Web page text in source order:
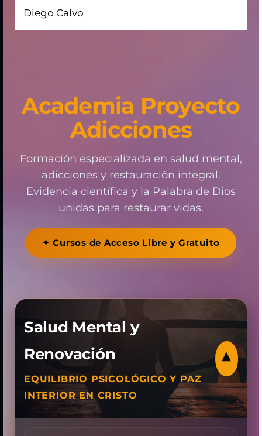
Diego Calvo
Academia Proyecto
Adicciones
Formación especializada en salud mental,
adicciones y restauración integral.
Evidencia científica y la Palabra de Dios
unidas para restaurar vidas.
✦ Cursos de Acceso Libre y Gratuito
Salud Mental y
Renovación
EQUILIBRIO PSICOLÓGICO Y PAZ
INTERIOR EN CRISTO
▾